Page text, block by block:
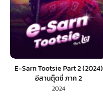
E-Sarn Tootsie Part 2 (2024)
อีสานตุ๊ดซี่ ภาค 2
2024